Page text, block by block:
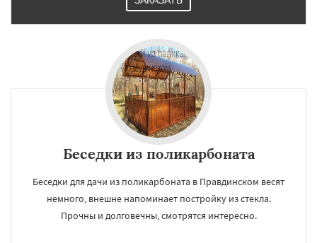
Работаем по
регионам
×
Беседки из поликарбоната
Беседки для дачи из поликарбоната в Правдинском весят
немного, внешне напоминает постройку из стекла.
Прочны и долговечны, смотрятся интересно.
УЗНАТЬ ПОДРОБНЕЕ ×